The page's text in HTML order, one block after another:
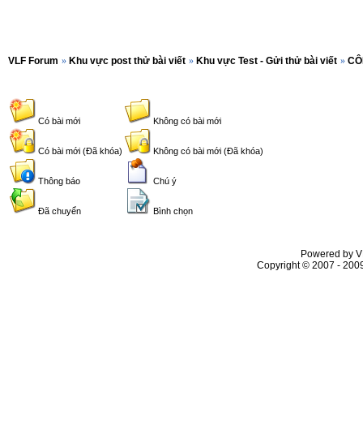
VLF Forum » Khu vực post thử bài viết » Khu vực Test - Gửi thử bài viết »
Có bài mới Không có bài mới
Có bài mới (Đã khóa) Không có bài mới (Đã khóa)
Thông báo Chú ý
Đã chuyển Bình chọn
Powered by
Copyright © 2007 -